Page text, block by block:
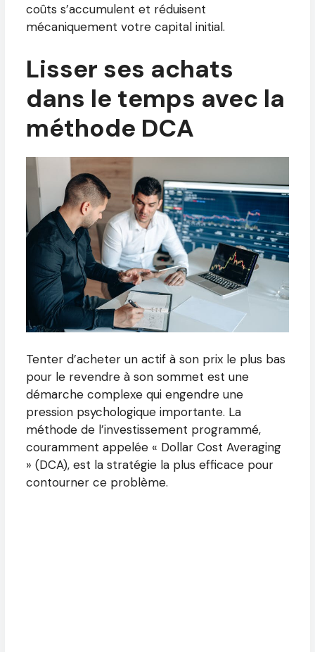
coûts s’accumulent et réduisent
mécaniquement votre capital initial.
Lisser ses achats
dans le temps avec la
méthode DCA
Tenter d’acheter un actif à son prix le plus bas
pour le revendre à son sommet est une
démarche complexe qui engendre une
pression psychologique importante. La
méthode de l’investissement programmé,
couramment appelée « Dollar Cost Averaging
» (DCA), est la stratégie la plus efficace pour
contourner ce problème.